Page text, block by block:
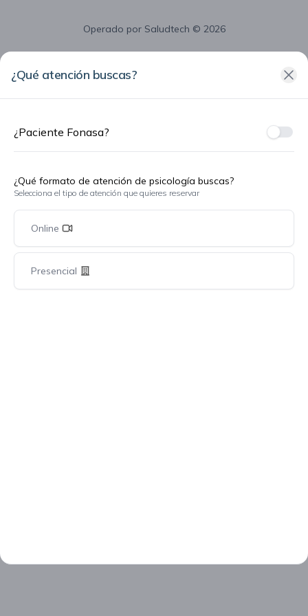
¿Qué atención buscas?
¿Paciente Fonasa?
¿Qué formato de atención de psicología buscas?
Selecciona el tipo de atención que quieres reservar
Online
Presencial
Operado por Saludtech © 2026